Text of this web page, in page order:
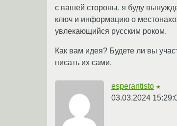
с вашей стороны, я буду
ключ и информацию о
увлекающийся русским роком.
Как вам идея? Будете ли вы
писать их сами.
esperantisto ★
03.03.2024